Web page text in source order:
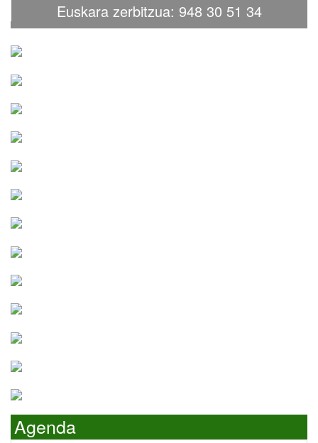
Euskara zerbitzua: 948 30 51 34
Agenda